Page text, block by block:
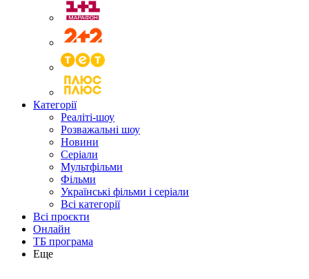
Категорії
Реаліті-шоу
Розважальні шоу
Новини
Серіали
Мультфільми
Фільми
Українські фільми і серіали
Всі категорії
Всі проєкти
Онлайн
ТБ програма
Еще